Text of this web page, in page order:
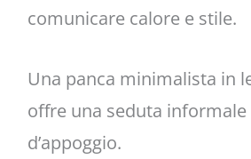
comunicare calore e stile.
Una panca minimalista in
offre una seduta
d’appoggio.